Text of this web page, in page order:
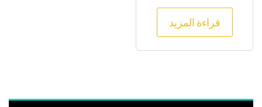
قراءة المزيد